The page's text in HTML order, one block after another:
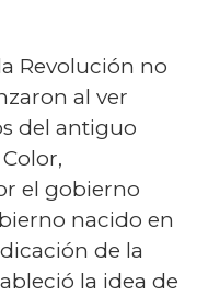
Revolución no
al ver
del antiguo
el gobierno
nacido en
de la
la idea de